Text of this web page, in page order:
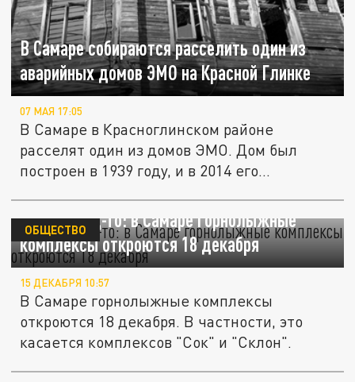
В Самаре собираются расселить один из
аварийных домов ЭМО на Красной Глинке
07 МАЯ 17:05
В Самаре в Красноглинском районе
расселят один из домов ЭМО. Дом был
построен в 1939 году, и в 2014 его...
Ну, наконец-то: в Самаре горнолыжные
комплексы откроются 18 декабря
ОБЩЕСТВО
15 ДЕКАБРЯ 10:57
В Самаре горнолыжные комплексы
откроются 18 декабря. В частности, это
касается комплексов "Сок" и "Склон".